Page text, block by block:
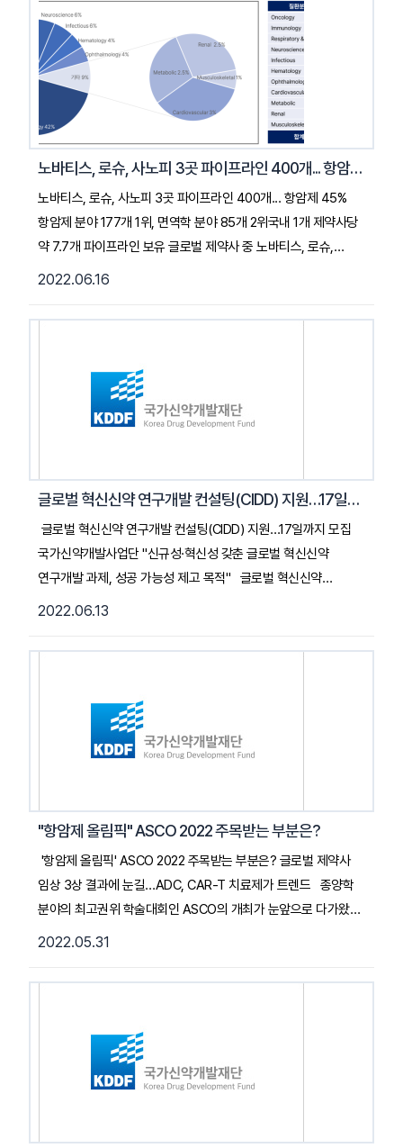
유망주 순위가 바뀌었다. 글로벌 시장조사 전문기관
이벨류에이트 밴티지(Evaluate Vantage)는 올해 승인이
예상되는 신약 후보 중 예상 매출액 상위 10개 목록을 공개했다.
이벨류에이트 밴티지는 지난해 12월에 이미 해당 목록을 공개한
바 있으나 목록 중 몇 개 제품의 전망이 불투명해짐에 따라 수정된
목록을 새롭게 발표했다. … 2022. 06. 17. 약사공론 기사 전문
읽기 (클릭)
노바티스, 로슈, 사노피 3곳 파이프라인 400개... 항암제 45%
노바티스, 로슈, 사노피 3곳 파이프라인 400개... 항암제 45%
항암제 분야 177개 1위, 면역학 분야 85개 2위국내 1개 제약사당
약 7.7개 파이프라인 보유 글로벌 제약사 중 노바티스, 로슈,
사노피 3곳의 신규 파이프라인만 400여 개에 육박하는 것으로
노바티스는 160개, 로슈는 144개, 사노피는 90개의 다양한 물질
16. 히트뉴스 기사 전문 읽기 (클릭)
2022.06.16
글로벌 혁신신약 연구개발 컨설팅(CIDD) 지원…17일까지 모집
글로벌 혁신신약 연구개발 컨설팅(CIDD) 지원…17일까지 모집
국가신약개발사업단 "신규성·혁신성 갖춘 글로벌 혁신신약
연구개발 과제, 성공 가능성 제고 목적" 글로벌 혁신신약
연구개발의 성공 가능성을 높이기 위한 전문 컨설팅 프로그램이
연구개발 컨설팅 프로그램(CIDD)’을 통해 신약 연구개발을
이번 사업은 글로벌 혁신 신약 연구개발 과제 중 신규성과
혁신성을 갖춘 과제를 선정해, 과제 맞춤형 자문위원단을
구성하고 신약 개발 성공 가능성을 제고하기 위한 전문 컨설팅을
2022.06.13
"항암제 올림픽" ASCO 2022 주목받는 부분은?
'항암제 올림픽' ASCO 2022 주목받는 부분은? 글로벌 제약사
임상 3상 결과에 눈길…ADC, CAR-T 치료제가 트렌드 종양학
분야의 최고권위 학술대회인 ASCO의 개최가 눈앞으로 다가왔다.
이번 학회에서 공개될 3000여 개의 연구 결과 중 항암제 연구의
전망이다. 오는 6월 3일(현지시각)에서 7일까지 미국
ASCO는 '항암제 올림픽'이라고도 불리는 세계적인 권위의
학술대회로 매년 수천 개의 최신 항암제 연구가 발표된다. …
국가신약개발사업단 곽서연 선임 연구원은 Evaluate의 주요 발표
2022.05.31